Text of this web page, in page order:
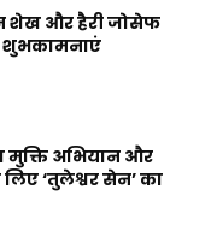
शेख और हैरी जोसेफ
शुभकामनाएं
मुक्ति अभियान और
‘तुलेश्वर सेन’ का